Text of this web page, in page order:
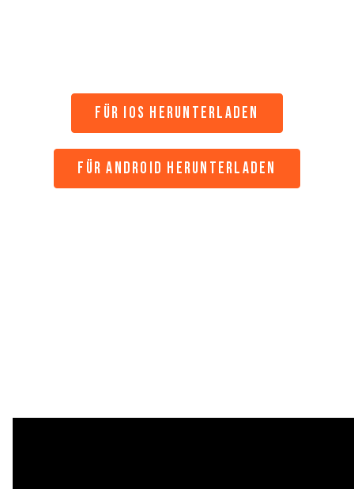
FÜR IOS HERUNTERLADEN
FÜR ANDROID HERUNTERLADEN